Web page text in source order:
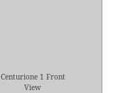
Centurione 1 Front
View